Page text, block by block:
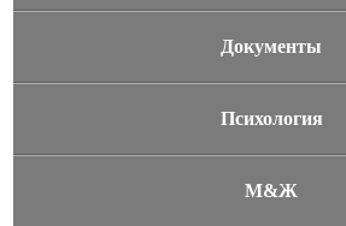
Документы
Психология
М&Ж